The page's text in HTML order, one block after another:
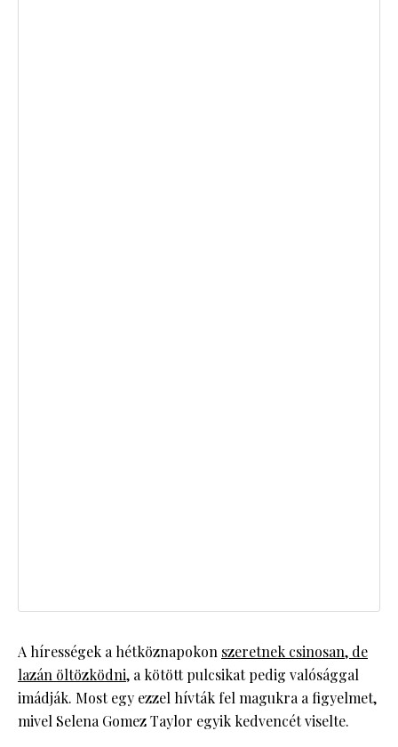
A hírességek a hétköznapokon szeretnek csinosan, de
lazán öltözködni, a kötött pulcsikat pedig valósággal
imádják. Most egy ezzel hívták fel magukra a figyelmet,
mivel Selena Gomez Taylor egyik kedvencét viselte.